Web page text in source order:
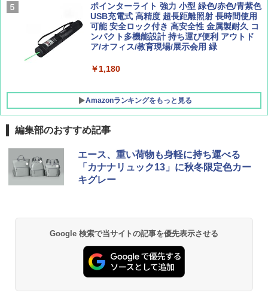
[キャンパーズコレクション 山善] 傘みたいに
広げるだけ パッとサッとテント キューブワ
イド ブラックコーティング フルクローズ メ
ッシュ 4人用 簡単設置 ポップアップテント P
ATCW-150B エクルベージュ
￥-
ポインターライト 強力 小型 緑色/赤色/青紫色
USB充電式 高精度 超長距離照射 長時間使用
可能 安全ロック付き 高安全性 金属製耐久 コ
ンパクト多機能設計 持ち運び便利 アウトド
ア/オフィス/教育現場/展示会用 緑
￥1,180
Amazonランキングをもっと見る
編集部のおすすめ記事
エース、重い荷物も身軽に持ち運べる
「カナナリュック13」に秋冬限定色カー
キグレー
Google 検索で当サイトの記事を優先表示させる